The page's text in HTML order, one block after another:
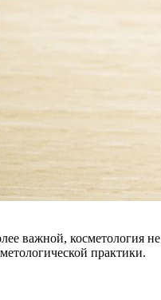
важной, косметология
практики.